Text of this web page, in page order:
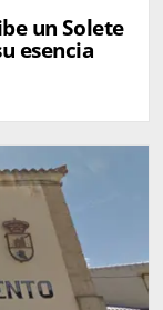
un Solete
esencia